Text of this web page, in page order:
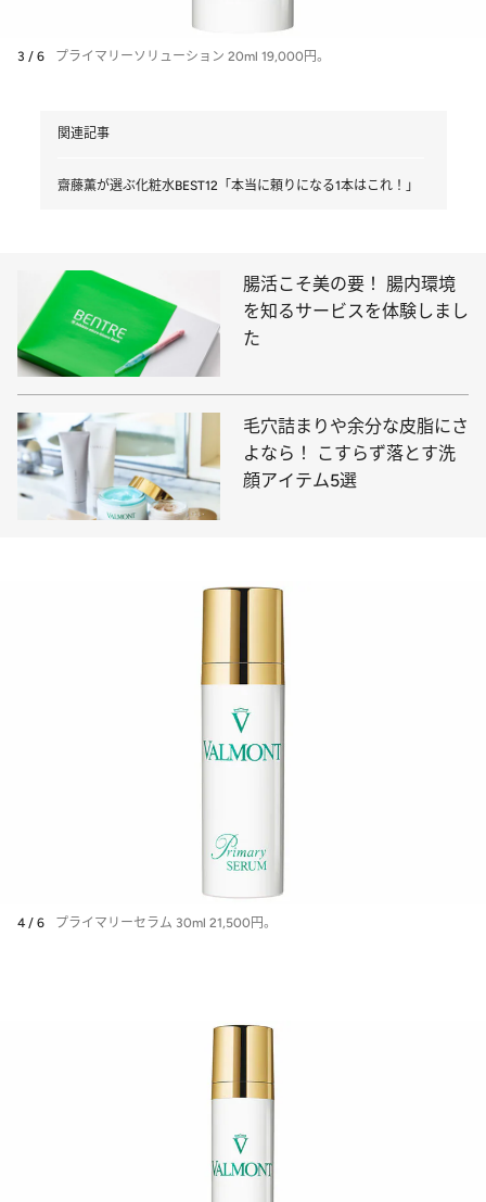
3 / 6 プライマリーソリューション 20ml 19,000円。
関連記事
齋藤薫が選ぶ化粧水BEST12「本当に頼りになる1本はこれ！」
腸活こそ美の要！ 腸内環境
を知るサービスを体験しまし
た
毛穴詰まりや余分な皮脂にさ
よなら！ こすらず落とす洗
顔アイテム5選
4 / 6 プライマリーセラム 30ml 21,500円。